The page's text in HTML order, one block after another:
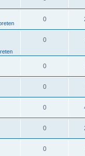
0
0
0
0
0
0
0